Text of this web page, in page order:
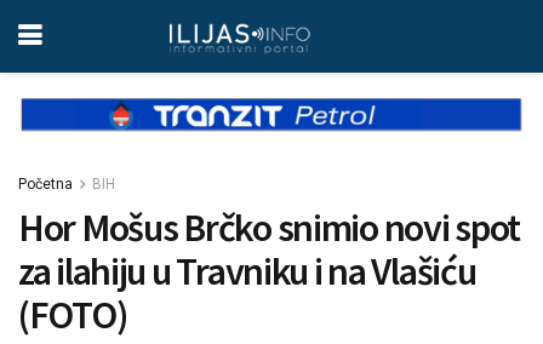
Početna BIH
Hor Mošus Brčko snimio novi spot
za ilahiju u Travniku i na Vlašiću
(FOTO)